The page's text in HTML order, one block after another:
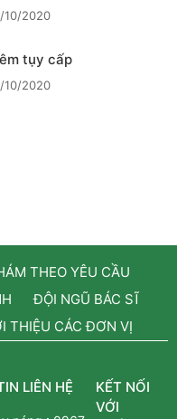
10/2020
tụy cấp
10/2020
THEO YÊU CẦU
ĐỘI NGŨ BÁC SĨ
THIỆU CÁC ĐƠN VỊ
LIÊN HỆ
KẾT NỐI
VỚI